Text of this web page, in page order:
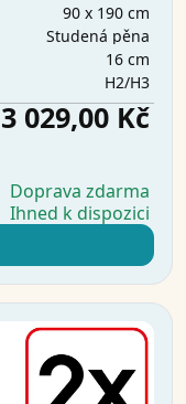
90 x 190 cm
Studená pěna
16 cm
H2/H3
3 029,00 Kč
Doprava zdarma
Ihned k dispozici